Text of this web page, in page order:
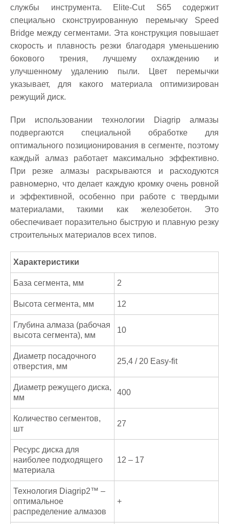
службы инструмента. Elite-Cut S65 содержит
специально сконструированную перемычку Speed
Bridge между сегментами. Эта конструкция повышает
скорость и плавность резки благодаря уменьшению
бокового трения, лучшему охлаждению и
улучшенному удалению пыли. Цвет перемычки
указывает, для какого материала оптимизирован
режущий диск.
При использовании технологии Diagrip алмазы
подвергаются специальной обработке для
оптимального позиционирования в сегменте, поэтому
каждый алмаз работает максимально эффективно.
При резке алмазы раскрываются и расходуются
равномерно, что делает каждую кромку очень ровной
и эффективной, особенно при работе с твердыми
материалами, такими как железобетон. Это
обеспечивает поразительно быструю и плавную резку
строительных материалов всех типов.
Характеристики
База сегмента, мм 2
Высота сегмента, мм 12
Глубина алмаза (рабочая
высота сегмента), мм
10
Диаметр посадочного
отверстия, мм
25,4 / 20 Easy-fit
Диаметр режущего диска,
мм
400
Количество сегментов,
шт
27
Ресурс диска для
наиболее подходящего
материала
12 – 17
Технология Diagrip2™ –
оптимальное
распределение алмазов
+